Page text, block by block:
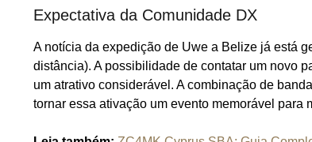
Expectativa da Comunidade DX
A notícia da expedição de Uwe a Belize já está
distância). A possibilidade de contatar um novo
um atrativo considerável. A combinação de
tornar essa ativação um evento memorável para